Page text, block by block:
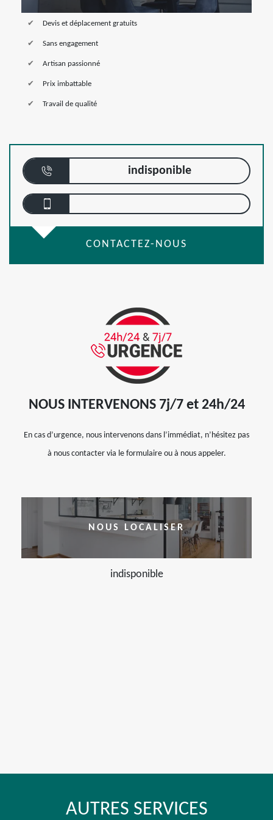
Devis et déplacement gratuits
Sans engagement
Artisan passionné
Prix imbattable
Travail de qualité
indisponible
CONTACTEZ-NOUS
NOUS INTERVENONS 7j/7 et 24h/24
En cas d’urgence, nous intervenons dans l’immédiat, n’hésitez pas
à nous contacter via le formulaire ou à nous appeler.
NOUS LOCALISER
indisponible
AUTRES SERVICES